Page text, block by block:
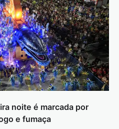
noite é marcada por
e fumaça